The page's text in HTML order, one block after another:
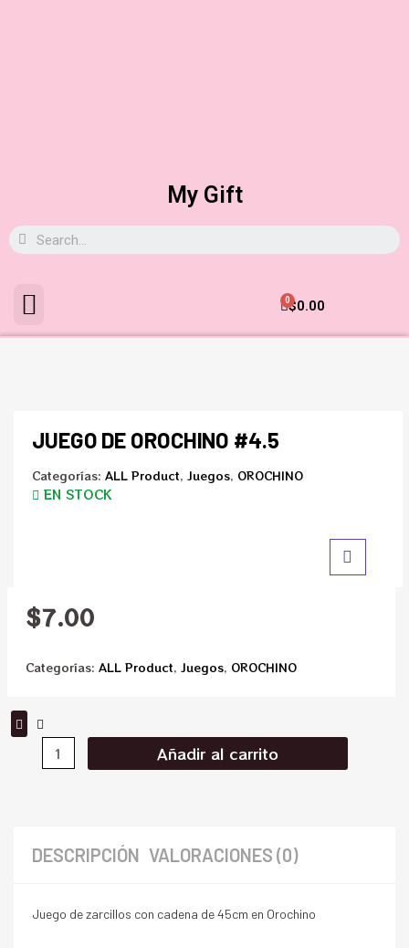
My Gift
$0.00
0
JUEGO DE OROCHINO #4.5
Categorías: ALL Product, Juegos, OROCHINO
EN STOCK
$7.00
Categorías: ALL Product, Juegos, OROCHINO
Añadir al carrito
DESCRIPCIÓN VALORACIONES (0)
Juego de zarcillos con cadena de 45cm en Orochino